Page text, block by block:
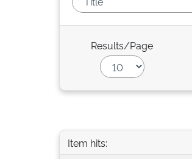
Results/Page
Item hits: